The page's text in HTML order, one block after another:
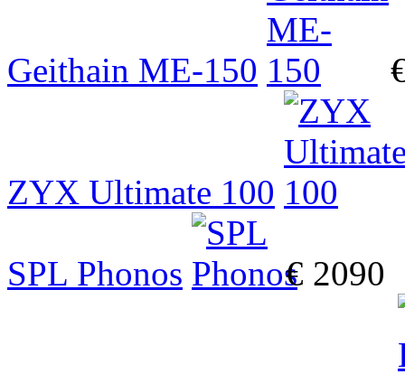
Geithain ME-150
ZYX Ultimate 100
SPL Phonos € 2090